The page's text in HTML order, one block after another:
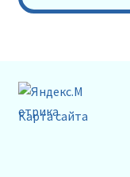
Карта сайта